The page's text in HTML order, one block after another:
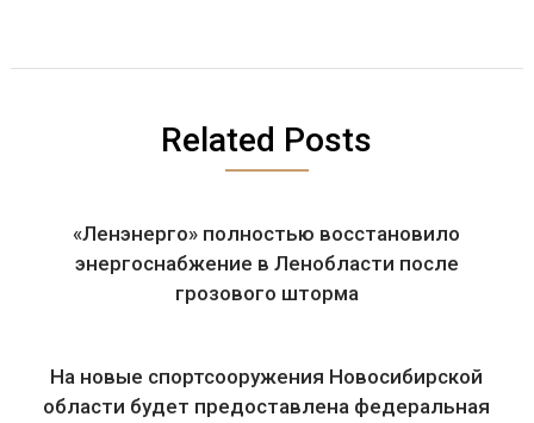
Related Posts
«Ленэнерго» полностью восстановило
энергоснабжение в Ленобласти после
грозового шторма
На новые спортсооружения Новосибирской
области будет предоставлена федеральная